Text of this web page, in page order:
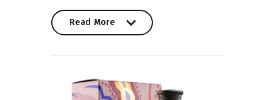
Read More